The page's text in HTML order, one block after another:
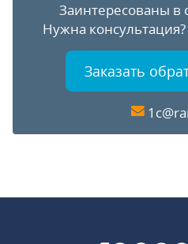
Заинтересованы в
Нужна консультация?
Заказать